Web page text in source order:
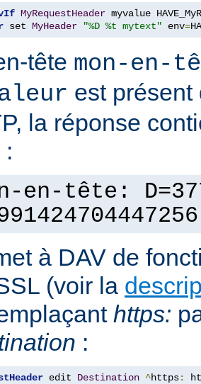
MyRequestHeader
set MyHeader "%D %t mytext" env=
tête mon-en-
est présent
la réponse
:
en-tête:
à DAV de
(voir la
https:
:
edit Destination ^https: